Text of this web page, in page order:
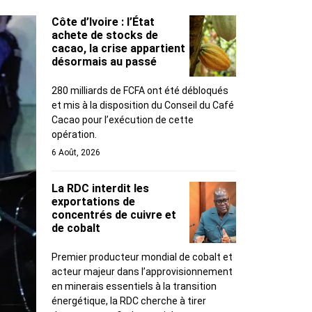
Côte d’Ivoire : l’État
achete de stocks de
cacao, la crise appartient
désormais au passé
280 milliards de FCFA ont été débloqués
et mis à la disposition du Conseil du Café
Cacao pour l’exécution de cette
opération.
6 Août, 2026
La RDC interdit les
exportations de
concentrés de cuivre et
de cobalt
Premier producteur mondial de cobalt et
acteur majeur dans l’approvisionnement
en minerais essentiels à la transition
énergétique, la RDC cherche à tirer